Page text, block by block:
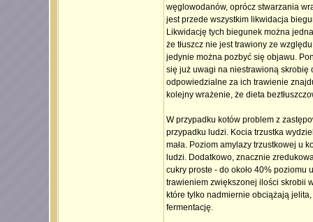
węglowodanów, oprócz stwarzania
jest przede wszystkim likwidacja
Likwidację tych biegunek można
że tłuszcz nie jest trawiony ze
jedynie można pozbyć się objawu.
się już uwagi na niestrawioną skrobię
odpowiedzialne za ich trawienie
kolejny wrażenie, że dieta
W przypadku kotów problem z
przypadku ludzi. Kocia trzustka
mała. Poziom amylazy trzustkowej u
ludzi. Dodatkowo, znacznie
cukry proste - do około 40% poziomu
trawieniem zwiększonej ilości skrobii
które tylko nadmiernie obciążają
fermentację.